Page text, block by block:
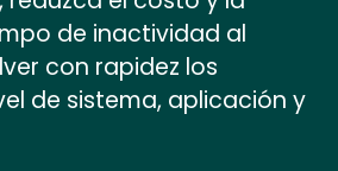
de inactividad al
con rapidez los
de sistema, aplicación y